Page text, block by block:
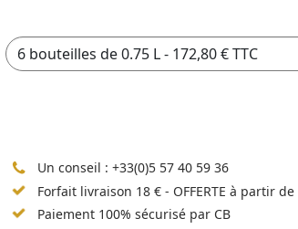
Un conseil : +33(0)5 57 40 59 36
Forfait livraison 18 € - OFFERTE à partir
Paiement 100% sécurisé par CB